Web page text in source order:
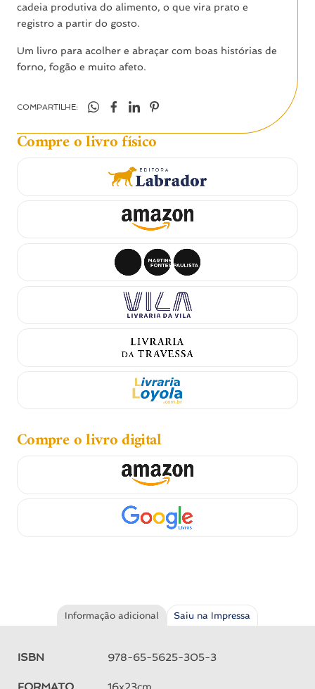
cadeia produtiva do alimento, o que vira prato e
registro a partir do gosto.
Um livro para acolher e abraçar com boas histórias de
forno, fogão e muito afeto.
COMPARTILHE:
Compre o livro físico
Compre o livro digital
Informação adicional Saiu na Impressa
ISBN 978-65-5625-305-3